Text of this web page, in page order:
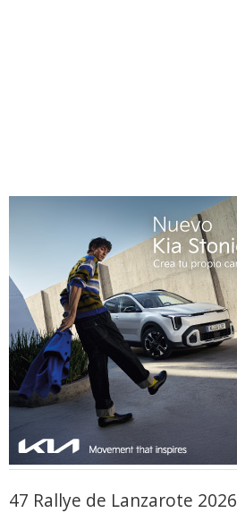
47 Rallye de Lanzarote 2026